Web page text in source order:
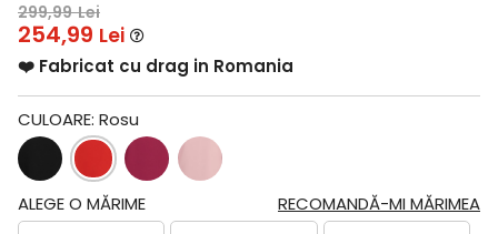
299,99 Lei
254,99 Lei
❤️ Fabricat cu drag in Romania
CULOARE: Rosu
RECOMANDĂ-MI MĂRIMEA
ALEGE O MĂRIME